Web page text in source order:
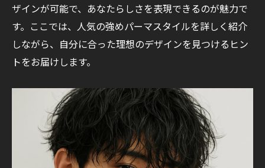
ザインが可能で、あなたらしさを表現できるのが魅力で
す。ここでは、人気の強めパーマスタイルを詳しく紹介
しながら、自分に合った理想のデザインを見つけるヒン
トをお届けします。